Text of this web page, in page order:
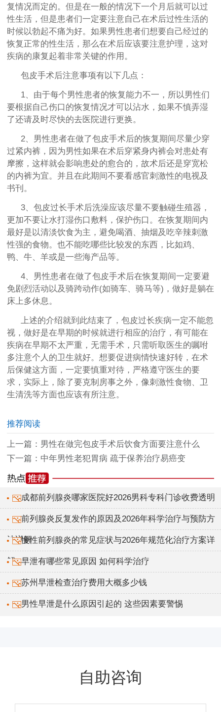
复情况而定的。但是在一般的情况下一个月后就可以过
性生活，但是患者们一定要注意自己在术后过性生活的
时候以勃起不痛为好。如果男性患者们想要自己经过的
恢复正常的性生活，那么在术后应该要注意护理，这对
疾病的康复起着非常关键的作用。
包皮手术后注意事项有以下几点：
1、由于每个男性患者的恢复能力不一，所以男性们
要根据自己伤口的恢复情况才可以沾水，如果不慎弄湿
了还请及时尽快的去医院进行更换。
2、男性患者在做了包皮手术后的恢复期间尽量少穿
过紧内裤，因为男性如果在术后穿紧身内裤会对患处有
摩擦，这样就会影响患处的愈合的，故术后还是穿宽松
的内裤为宜。并且在此期间不要看感官刺激性的电视及
书刊。
3、包皮过长手术后洗澡应该尽量不要触碰生殖器，
更加不要让水打湿伤口敷料，保护伤口。在恢复期间内
最好是以清淡饮食为主，避免喝酒、抽烟及吃辛辣刺激
性强的食物。也不能吃哪些比较发的东西，比如鸡、
鸭、牛、羊或是一些海产品等。
4、男性患者在做了包皮手术后在恢复期间一定要避
免剧烈活动以及骑跨动作(如骑车、骑马等)，做好是躺在
床上多休息。
上述的介绍就到此结束了，包皮过长疾病一定不能忽
视，做好是在早期的时候就进行相应的治疗，有可能在
疾病在早期不太严重，无需手术，只需听取医生的嘱咐
多注意个人的卫生就好。想要促进病情快速好转，在术
后保健这方面，一定要慎重对待，严格遵守医生的要
求，实际上，除了要克制房事之外，像刺激性食物、卫
生清洗等方面也应该有所注意。
推荐阅读
上一篇： 男性在做完包皮手术后饮食方面要注意什么
下一篇： 中年男性老犯胃病 疏于保养治疗易癌变
成都前列腺炎哪家医院好2026男科专科门诊收费透明
前列腺炎反复发作的原因及2026年科学治疗与预防方
法详解慢性前列腺炎的常见症状与2026年规范化治疗方案详
解 早泄有哪些常见原因 如何科学治疗
苏州早泄检查治疗费用大概多少钱
男性早泄是什么原因引起的 这些因素要警惕
自助咨询